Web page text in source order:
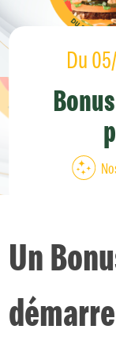
Du
Un